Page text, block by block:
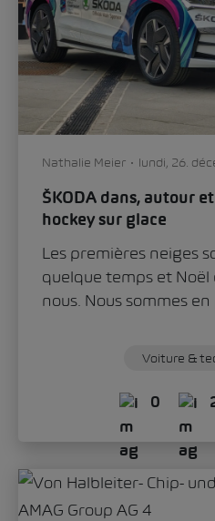
Nathalie Meier lundi, 26.
ŠKODA dans, autour
hockey sur glace
Les premières neiges
quelque temps et
nous. Nous sommes en
Voiture &
0